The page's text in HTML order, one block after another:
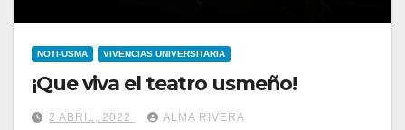
NOTI-USMA VIVENCIAS UNIVERSITARIA
¡Que viva el teatro usmeño!
2 ABRIL, 2022 ALMA RIVERA